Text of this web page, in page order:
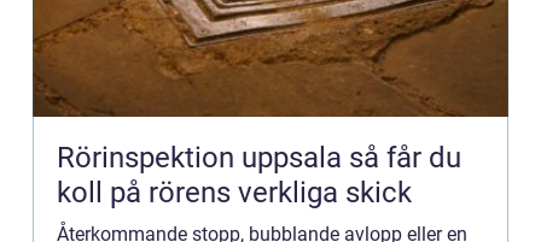
Rörinspektion uppsala så får du
koll på rörens verkliga skick
Återkommande stopp, bubblande avlopp eller en